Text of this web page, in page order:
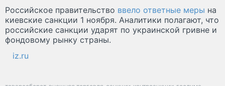
Российское правительство ввело ответные меры на
киевские санкции 1 ноября. Аналитики полагают, что
российские санкции ударят по украинской гривне и
фондовому рынку страны.
iz.ru